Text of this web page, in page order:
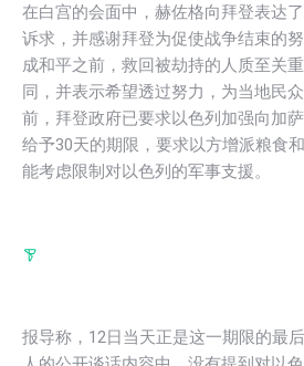
在白宫的会面中，赫佐格向拜登表达
诉求，并感谢拜登为促使战争结束的
成和平之前，救回被劫持的人质至关
同，并表示希望透过努力，为当地民
前，拜登政府已要求以色列加强向加
给予30天的期限，要求以方增派粮食
能考虑限制对以色列的军事支援。
报导称，12日当天正是这一期限的最